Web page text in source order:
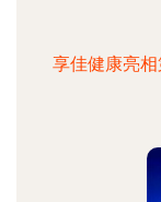
享佳健康亮